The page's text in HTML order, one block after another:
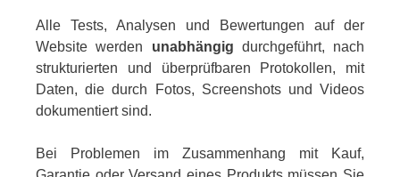
Alle Tests, Analysen und Bewertungen auf der
Website werden unabhängig durchgeführt, nach
strukturierten und überprüfbaren Protokollen, mit
Daten, die durch Fotos, Screenshots und Videos
dokumentiert sind.
Bei Problemen im Zusammenhang mit Kauf,